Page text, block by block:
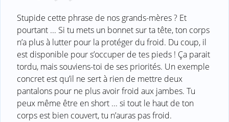
Stupide cette phrase de nos grands-mères ? Et
pourtant ... Si tu mets un bonnet sur ta tête, ton corps
n’a plus à lutter pour la protéger du froid. Du coup, il
est disponible pour s’occuper de tes pieds ! Ça parait
tordu, mais souviens-toi de ses priorités. Un exemple
concret est qu’il ne sert à rien de mettre deux
pantalons pour ne plus avoir froid aux jambes. Tu
peux même être en short ... si tout le haut de ton
corps est bien couvert, tu n’auras pas froid.